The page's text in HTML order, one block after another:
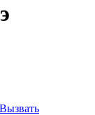
Вызвать